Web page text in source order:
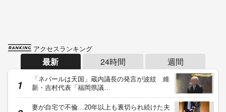
アクセスランキング
最新 24時間 週間
「ネパールは天国」蔵内議長の発言が波紋 維
新・吉村代表「福岡県議…
妻が自宅で不倫…20年以上も裏切られ続けた夫